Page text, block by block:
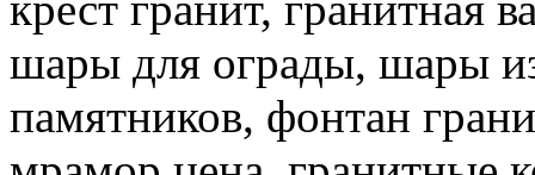
шары для ограды, шары
памятников, фонтан